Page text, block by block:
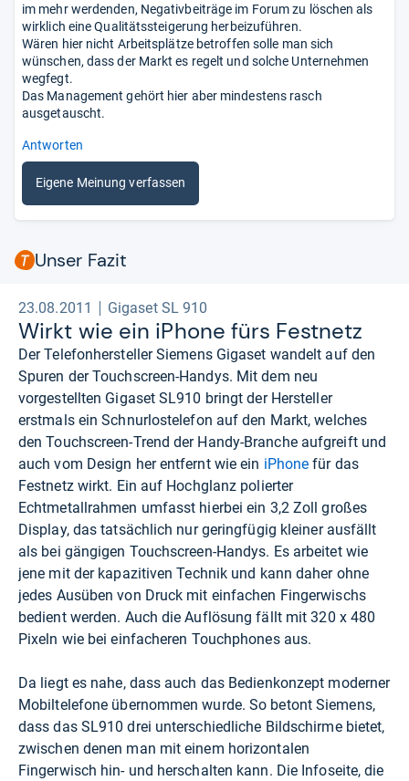
im mehr werdenden, Negativbeiträge im Forum zu löschen als
wirklich eine Qualitätssteigerung herbeizuführen.
Wären hier nicht Arbeitsplätze betroffen solle man sich
wünschen, dass der Markt es regelt und solche Unternehmen
wegfegt.
Das Management gehört hier aber mindestens rasch
ausgetauscht.
Antworten
Eigene Meinung verfassen
Unser Fazit
23.08.2011 Gigaset SL 910
Wirkt wie ein iPhone fürs Fest­netz
Der Telefonhersteller Siemens Gigaset wandelt auf den
Spuren der Touchscreen-Handys. Mit dem neu
vorgestellten Gigaset SL910 bringt der Hersteller
erstmals ein Schnurlostelefon auf den Markt, welches
den Touchscreen-Trend der Handy-Branche aufgreift und
auch vom Design her entfernt wie ein iPhone für das
Festnetz wirkt. Ein auf Hochglanz polierter
Echtmetallrahmen umfasst hierbei ein 3,2 Zoll großes
Display, das tatsächlich nur geringfügig kleiner ausfällt
als bei gängigen Touchscreen-Handys. Es arbeitet wie
jene mit der kapazitiven Technik und kann daher ohne
jedes Ausüben von Druck mit einfachen Fingerwischs
bedient werden. Auch die Auflösung fällt mit 320 x 480
Pixeln wie bei einfacheren Touchphones aus.
Da liegt es nahe, dass auch das Bedienkonzept moderner
Mobiltelefone übernommen wurde. So betont Siemens,
dass das SL910 drei unterschiedliche Bildschirme bietet,
zwischen denen man mit einem horizontalen
Fingerwisch hin- und herschalten kann. Die Infoseite, die